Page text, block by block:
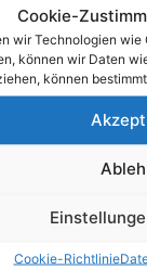
Cookie-
wir Technologien
können wir Daten
können
Cookie-Richtlinie
Datenschutz